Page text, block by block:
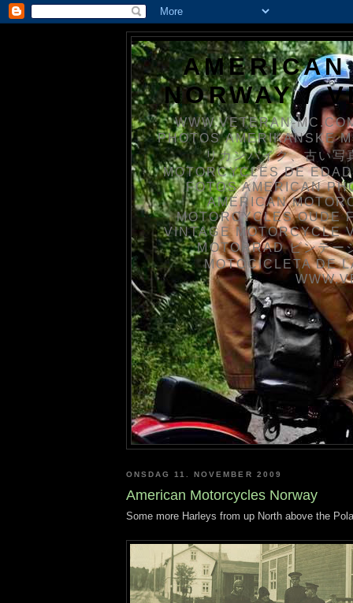
NORWAY /
WWW.VETERAN-
PHOTOS AMERIKANSKE
リカンバイク、古い
MOTORCYCLES DE
FOTOS AMERICAN
AMERICAN
MOTORCYCLES OUDE
VINTAGE MOTORCYCLE
MOTORRAD ビンテ
MOTOCICLETA DE
ONSDAG 11. NOVEMBER 2009
American Motorcycles Norway
Some more Harleys from up North above the